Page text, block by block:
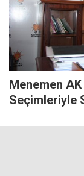
Menemen
Seçimleriyle